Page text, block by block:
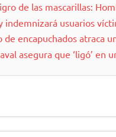
de las mascarillas:
indemnizará usuarios
de encapuchados atraca
asegura que ‘ligó’ en